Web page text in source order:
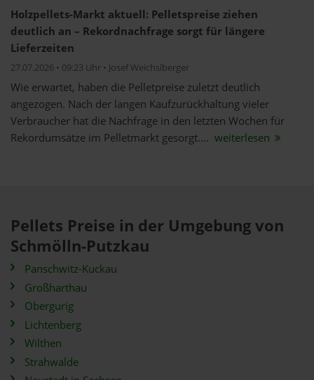
Holzpellets-Markt aktuell: Pelletspreise ziehen
deutlich an – Rekordnachfrage sorgt für längere
Lieferzeiten
27.07.2026 • 09:23 Uhr • Josef Weichslberger
Wie erwartet, haben die Pelletpreise zuletzt deutlich
angezogen. Nach der langen Kaufzurückhaltung vieler
Verbraucher hat die Nachfrage in den letzten Wochen für
Rekordumsätze im Pelletmarkt gesorgt.... weiterlesen
Pellets Preise in der Umgebung von
Schmölln-Putzkau
Panschwitz-Kuckau
Großharthau
Obergurig
Lichtenberg
Wilthen
Strahwalde